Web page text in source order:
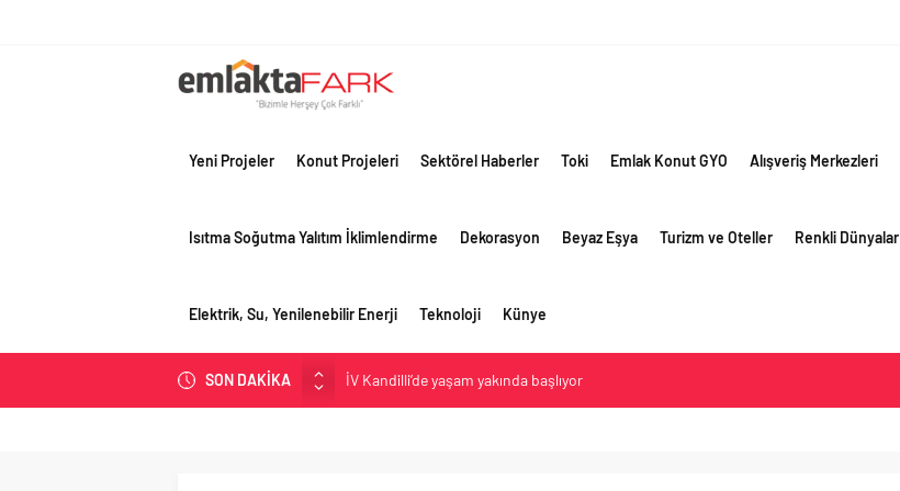
Yeni Projeler Konut Projeleri Sektörel Haberler Toki Emlak Konut GYO Alışveriş Merkezleri
Isıtma Soğutma Yalıtım İklimlendirme Dekorasyon Beyaz Eşya Turizm ve Oteller Renkli Dünyalar
Elektrik, Su, Yenilenebilir Enerji Teknoloji Künye
SON DAKİKA
İV Kandilli’de yaşam yakında başlıyor
OYAK Çimento, jeopolitik risklere ve maliyet baskısına rağmen 2026’nın ikinci
çeyreğinde olumlu performansını sürdürdü